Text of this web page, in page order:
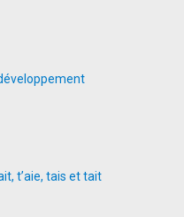
t’aie, tais et tait